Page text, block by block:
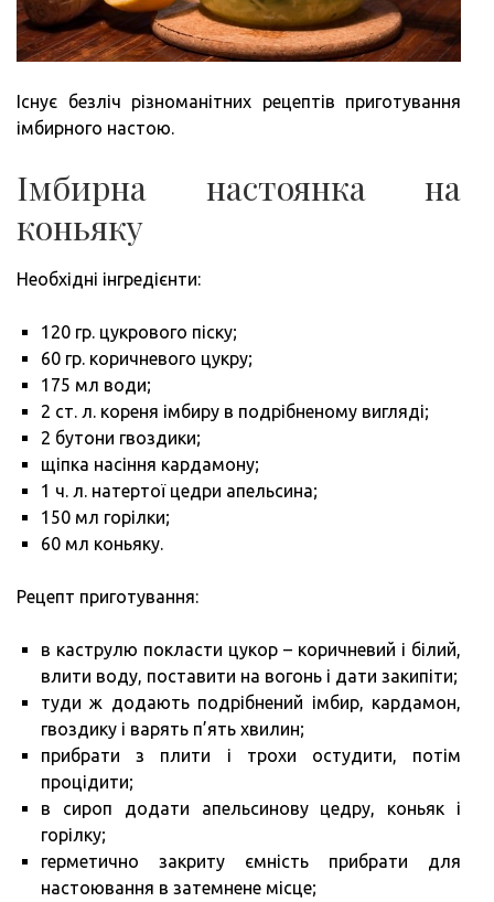
Існує безліч різноманітних рецептів приготування
імбирного настою.
Імбирна настоянка на
коньяку
Необхідні інгредієнти:
120 гр. цукрового піску;
60 гр. коричневого цукру;
175 мл води;
2 ст. л. кореня імбиру в подрібненому вигляді;
2 бутони гвоздики;
щіпка насіння кардамону;
1 ч. л. натертої цедри апельсина;
150 мл горілки;
60 мл коньяку.
Рецепт приготування:
в каструлю покласти цукор – коричневий і білий,
влити воду, поставити на вогонь і дати закипіти;
туди ж додають подрібнений імбир, кардамон,
гвоздику і варять п’ять хвилин;
прибрати з плити і трохи остудити, потім
процідити;
в сироп додати апельсинову цедру, коньяк і
горілку;
герметично закриту ємність прибрати для
настоювання в затемнене місце;